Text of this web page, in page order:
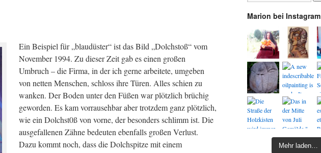
Ein Beispiel für „blaudüster“ ist das Bild „Dolchstoß“ vom
November 1994. Zu dieser Zeit gab es einen großen
Umbruch – die Firma, in der ich gerne arbeitete, umgeben
von netten Menschen, schloss ihre Türen. Alles schien zu
wanken. Der Boden unter den Füßen war plötzlich brüchig
geworden. Es kam vorrausehbar aber trotzdem ganz plötzlich,
wie ein Dolchst0ß von vorne, der besonders schlimm ist. Die
ausgefallenen Zähne bedeuten ebenfalls großen Verlust.
Dazu kommt noch, dass die Dolchspitze mit einem
Marion bei Instagram
Mehr laden…